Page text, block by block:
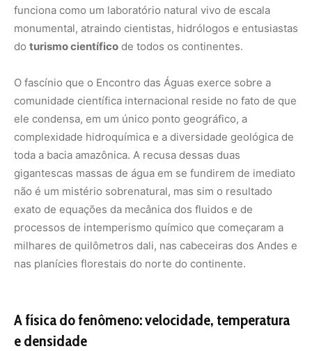
funciona como um laboratório natural vivo de escala
monumental, atraindo cientistas, hidrólogos e entusiastas
do turismo científico de todos os continentes.
O fascínio que o Encontro das Águas exerce sobre a
comunidade científica internacional reside no fato de que
ele condensa, em um único ponto geográfico, a
complexidade hidroquímica e a diversidade geológica de
toda a bacia amazônica. A recusa dessas duas
gigantescas massas de água em se fundirem de imediato
não é um mistério sobrenatural, mas sim o resultado
exato de equações da mecânica dos fluidos e de
processos de intemperismo químico que começaram a
milhares de quilômetros dali, nas cabeceiras dos Andes e
nas planícies florestais do norte do continente.
A física do fenômeno: velocidade, temperatura
e densidade